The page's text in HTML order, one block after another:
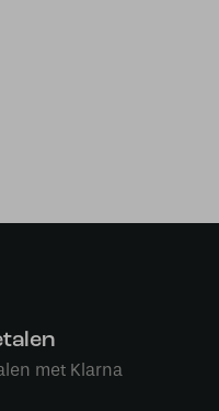
met Klarna